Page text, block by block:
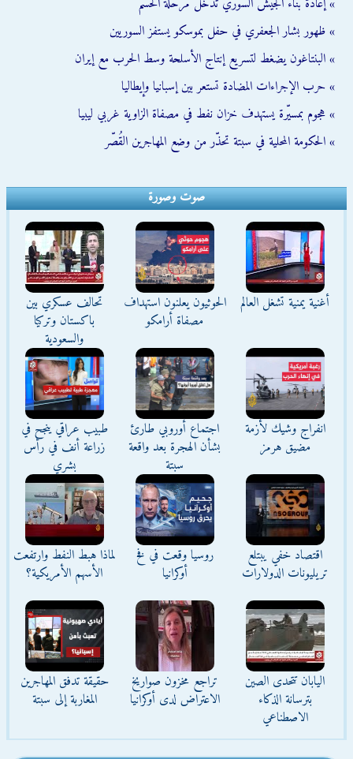
» ظهور بشار الجعفري في حفل بموسكو يستفز السوريين
» البنتاغون يضغط لتسريع إنتاج الأسلحة وسط الحرب مع إيران
» حرب الإجراءات المضادة تستعر بين إسبانيا وإيطاليا
» هجوم بمسيّرة يستهدف خزان نفط في مصفاة الزاوية غربي ليبيا
» الحكومة المحلية في سبتة تحذّر من وضع المهاجرين القُصّر
صوت وصورة
أغنية يمنية تشغل العالم
الحوثيون يعلنون استهداف
مصفاة أرامكو
تحالف عسكري بين
باكستان وتركيا
والسعودية
انفراج وشيك لأزمة
مضيق هرمز
اجتماع أوروبي طارئ
بشأن الهجرة بعد واقعة
سبتة
طبيب عراقي ينجح في
زراعة أنف في رأس
بشري
اقتصاد خفي يبتلع
تريليونات الدولارات
روسيا وقعت في فخ
أوكرانيا
لماذا هبط النفط وارتفعت
الأسهم الأمريكية؟
اليابان تتحدى الصين
بترسانة الذكاء
الاصطناعي
تراجع مخزون صواريخ
الاعتراض لدى أوكرانيا
حقيقة تدفق المهاجرين
المغاربة إلى سبتة